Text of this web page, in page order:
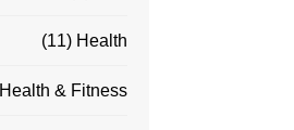
Health
(11)
Health & Fitness